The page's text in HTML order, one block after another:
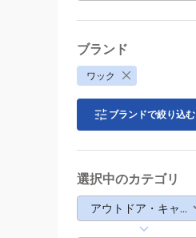
ブランド
ワック
ブランドで絞り込む
選択中のカテゴリ
アウトドア・キャンプ